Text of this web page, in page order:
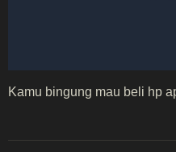
Kamu bingung mau beli hp